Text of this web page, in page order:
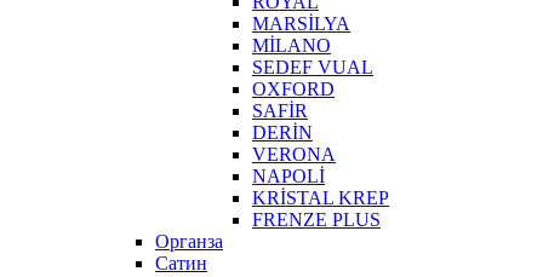
MARSİLYA
MİLANO
SEDEF VUAL
OXFORD
SAFİR
DERİN
VERONA
NAPOLİ
KRİSTAL KREP
FRENZE PLUS
Органза
Сатин